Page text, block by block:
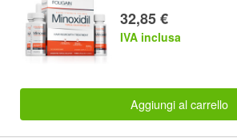
32,85 €
IVA inclusa
Aggiungi al carrello